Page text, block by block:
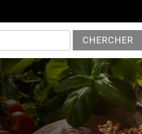
CHERCHER